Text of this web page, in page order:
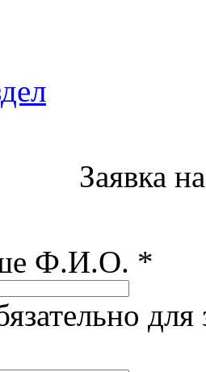
Заявка
Ф.И.О. *
для